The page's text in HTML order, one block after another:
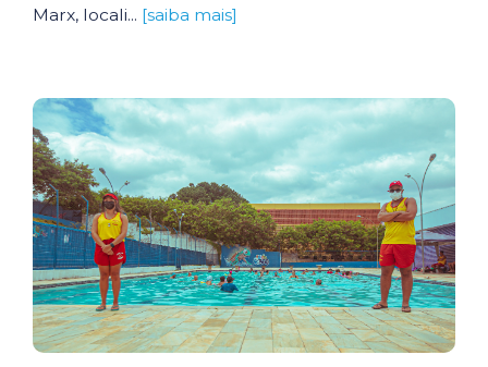
Marx, locali... [saiba mais]